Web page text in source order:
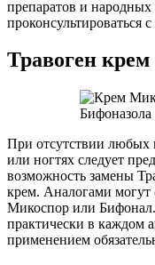
препаратов и
проконсультироваться
Травоген крем
При отсутствии любых
или ногтях следует
возможность замены
крем. Аналогами могут
Микоспор или
практически в каждом
применением